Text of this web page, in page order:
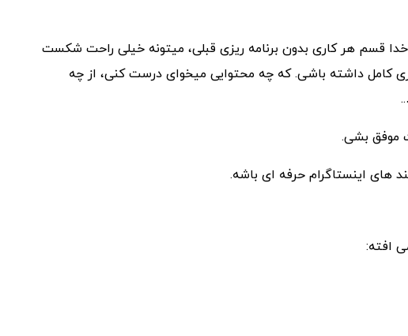
قسم هر کاری بدون برنامه ریزی قبلی، میتونه خیلی راحت شکست
کامل داشته باشی. که چه محتوایی میخوای درست کنی، از چه
موفق بشی.
های اینستاگرام حرفه ای باشه.
افته: